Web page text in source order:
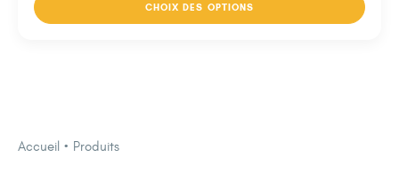
CHOIX DES OPTIONS
Accueil Produits